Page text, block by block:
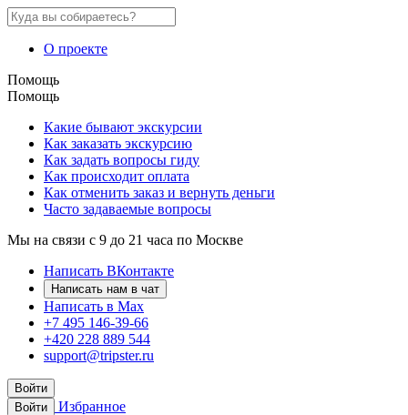
О проекте
Помощь
Помощь
Какие бывают экскурсии
Как заказать экскурсию
Как задать вопросы гиду
Как происходит оплата
Как отменить заказ и вернуть деньги
Часто задаваемые вопросы
Мы на связи с 9 до 21 часа по Москве
Написать ВКонтакте
Написать нам в чат
Написать в Max
+7 495 146-39-66
+420 228 889 544
support@tripster.ru
Войти
Войти
Избранное